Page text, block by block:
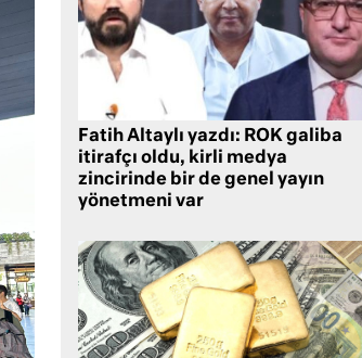
Fatih Altaylı yazdı: ROK galiba
itirafçı oldu, kirli medya
zincirinde bir de genel yayın
yönetmeni var